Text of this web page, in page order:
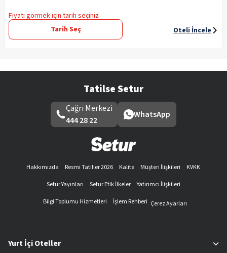
Fiyatı görmek için tarih seçiniz
Tarih Seç
Oteli İncele
Tatilse Setur
Çağrı Merkezi
444 28 22
WhatsApp
Hakkımızda Resmi Tatiller 2026 Kalite Müşteri İlişkileri
KVKK
Setur Yayınları
Setur Etik İlkeler
Yatırımcı İlişkileri
Bilgi Toplumu Hizmetleri
İşlem Rehberi Çerez Ayarları
Yurt İçi Oteller